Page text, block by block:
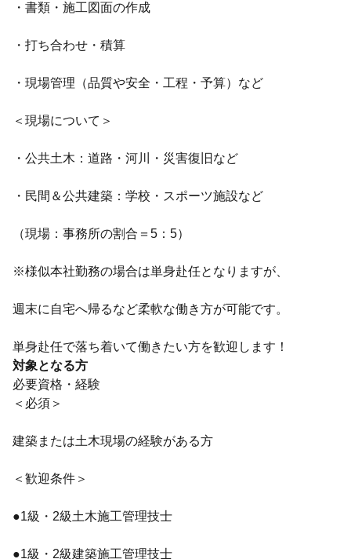
・書類・施工図面の作成
・打ち合わせ・積算
・現場管理（品質や安全・工程・予算）など
＜現場について＞
・公共土木：道路・河川・災害復旧など
・民間＆公共建築：学校・スポーツ施設など
（現場：事務所の割合＝5：5）
※様似本社勤務の場合は単身赴任となりますが、
週末に自宅へ帰るなど柔軟な働き方が可能です。
単身赴任で落ち着いて働きたい方を歓迎します！
対象となる方
必要資格・経験
＜必須＞
建築または土木現場の経験がある方
＜歓迎条件＞
●1級・2級土木施工管理技士
●1級・2級建築施工管理技士